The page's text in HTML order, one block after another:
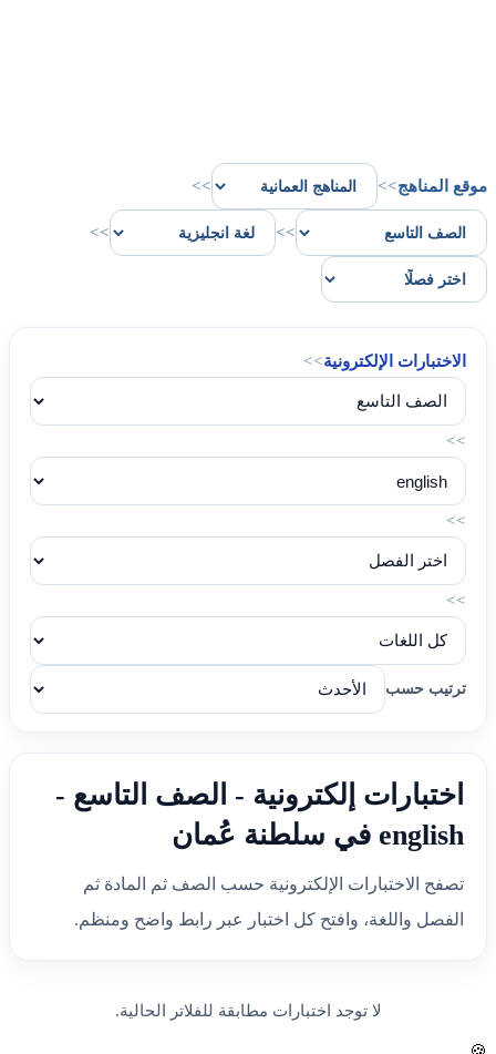
موقع المناهج>>
>>
>>
>>
الاختبارات الإلكترونية>>
>>
>>
>>
ترتيب حسب
اختبارات إلكترونية - الصف التاسع -
english في سلطنة عُمان
تصفح الاختبارات الإلكترونية حسب الصف ثم المادة ثم
الفصل واللغة، وافتح كل اختبار عبر رابط واضح ومنظم.
لا توجد اختبارات مطابقة للفلاتر الحالية.